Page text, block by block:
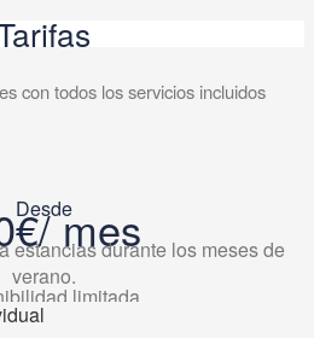
con todos los servicios incluidos
Desdemes
estancias durante los meses de
verano.
limitada.
incluye: